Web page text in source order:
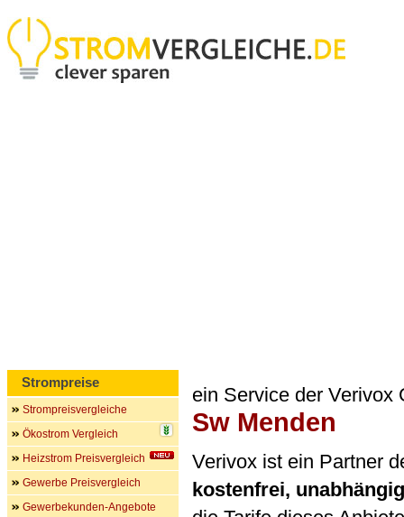
ein Service der Verivox
Sw Menden
Verivox ist ein Partner
kostenfrei,
Strompreise
Strompreisvergleiche
Ökostrom Vergleich
Heizstrom Preisvergleich
Gewerbe Preisvergleich
Gewerbekunden-Angebote